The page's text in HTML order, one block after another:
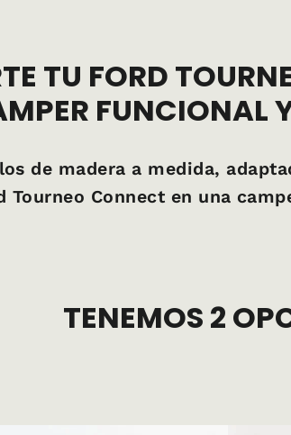
TU FORD
FUNCIONAL
de madera a medida,
Connect en una
TENEMOS 2